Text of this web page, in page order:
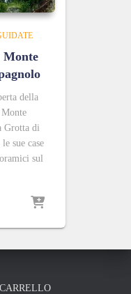
Monte
della
Grotta di
sue case
sul
CARRELLO